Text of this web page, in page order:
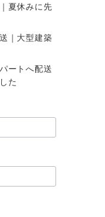
夏休みに先
｜大型建築
ートへ配送
た